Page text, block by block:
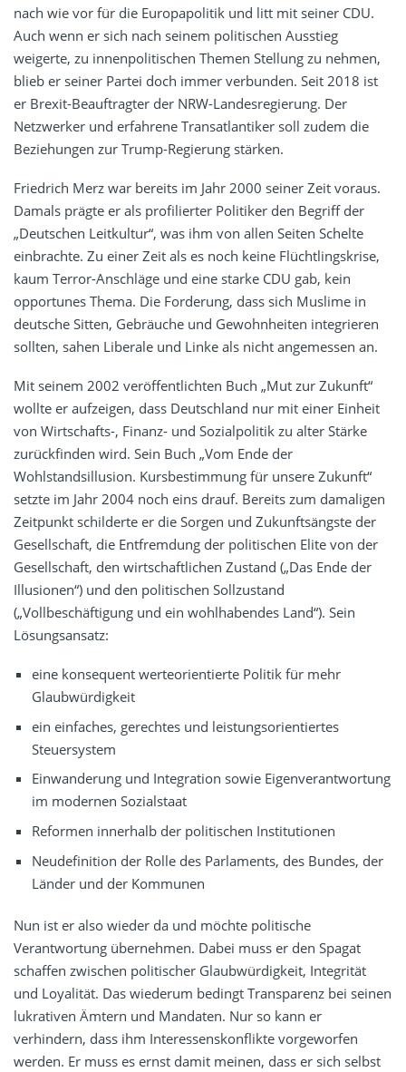
nach wie vor für die Europapolitik und litt mit seiner CDU.
Auch wenn er sich nach seinem politischen Ausstieg
weigerte, zu innenpolitischen Themen Stellung zu nehmen,
blieb er seiner Partei doch immer verbunden. Seit 2018 ist
er Brexit-Beauftragter der NRW-Landesregierung. Der
Netzwerker und erfahrene Transatlantiker soll zudem die
Beziehungen zur Trump-Regierung stärken.
Friedrich Merz war bereits im Jahr 2000 seiner Zeit voraus.
Damals prägte er als profilierter Politiker den Begriff der
„Deutschen Leitkultur“, was ihm von allen Seiten Schelte
einbrachte. Zu einer Zeit als es noch keine Flüchtlingskrise,
kaum Terror-Anschläge und eine starke CDU gab, kein
opportunes Thema. Die Forderung, dass sich Muslime in
deutsche Sitten, Gebräuche und Gewohnheiten integrieren
sollten, sahen Liberale und Linke als nicht angemessen an.
Mit seinem 2002 veröffentlichten Buch „Mut zur Zukunft“
wollte er aufzeigen, dass Deutschland nur mit einer Einheit
von Wirtschafts-, Finanz- und Sozialpolitik zu alter Stärke
zurückfinden wird. Sein Buch „Vom Ende der
Wohlstandsillusion. Kursbestimmung für unsere Zukunft“
setzte im Jahr 2004 noch eins drauf. Bereits zum damaligen
Zeitpunkt schilderte er die Sorgen und Zukunftsängste der
Gesellschaft, die Entfremdung der politischen Elite von der
Gesellschaft, den wirtschaftlichen Zustand („Das Ende der
Illusionen“) und den politischen Sollzustand
(„Vollbeschäftigung und ein wohlhabendes Land“). Sein
Lösungsansatz:
eine konsequent werteorientierte Politik für mehr
Glaubwürdigkeit
ein einfaches, gerechtes und leistungsorientiertes
Steuersystem
Einwanderung und Integration sowie Eigenverantwortung
im modernen Sozialstaat
Reformen innerhalb der politischen Institutionen
Neudefinition der Rolle des Parlaments, des Bundes, der
Länder und der Kommunen
Nun ist er also wieder da und möchte politische
Verantwortung übernehmen. Dabei muss er den Spagat
schaffen zwischen politischer Glaubwürdigkeit, Integrität
und Loyalität. Das wiederum bedingt Transparenz bei seinen
lukrativen Ämtern und Mandaten. Nur so kann er
verhindern, dass ihm Interessenskonflikte vorgeworfen
werden. Er muss es ernst damit meinen, dass er sich selbst